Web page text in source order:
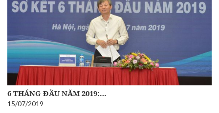
6 THÁNG ĐẦU NĂM 2019:…
15/07/2019